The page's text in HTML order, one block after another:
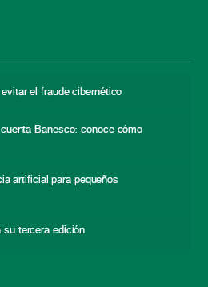
el fraude cibernético
Banesco: conoce cómo
artificial para pequeños
su tercera edición